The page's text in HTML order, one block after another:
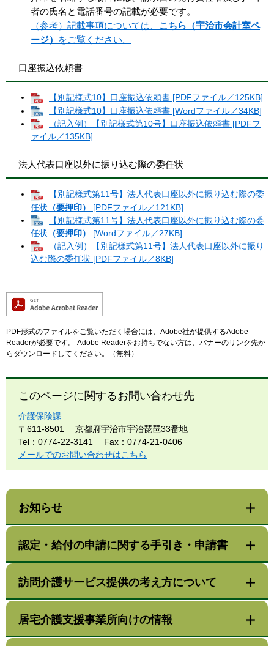
者の氏名と電話番号の記載が必要です。
（参考）記載事項については、 こちら（宇治市会計室ペ
ージ）
をご覧ください。
口座振込依頼書
【別記様式10】口座振込依頼書 [PDFファイル／125KB]
【別記様式10】口座振込依頼書 [Wordファイル／34KB]
（記入例）【別記様式第10号】口座振込依頼書 [PDFフ
ァイル／135KB]
法人代表口座以外に振り込む際の委任状
【別記様式第11号】法人代表口座以外に振り込む際の委
任状 （要押印）
[PDFファイル／121KB]
【別記様式第11号】法人代表口座以外に振り込む際の委
任状 （要押印）
[Wordファイル／27KB]
（記入例）【別記様式第11号】法人代表口座以外に振り
込む際の委任状 [PDFファイル／8KB]
PDF形式のファイルをご覧いただく場合には、Adobe社が提供するAdobe
Readerが必要です。
Adobe Readerをお持ちでない方は、バナーのリンク先か
らダウンロードしてください。（無料）
このページに関するお問い合わせ先
介護保険課
〒611-8501
京都府宇治市宇治琵琶33番地
Tel：0774-22-3141
Fax：0774-21-0406
メールでのお問い合わせはこちら
お知らせ
認定・給付の申請に関する手引き・申請書
訪問介護サービス提供の考え方について
居宅介護支援事業所向けの情報